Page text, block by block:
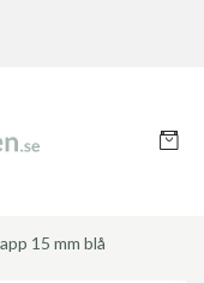
15 mm blå